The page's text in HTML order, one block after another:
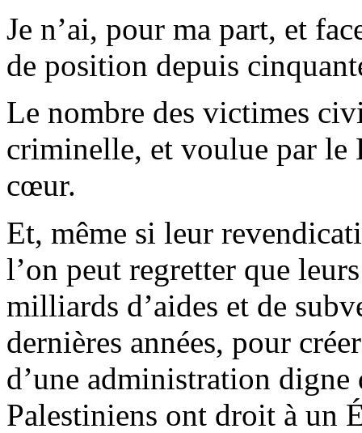
Je n’ai, pour ma part, et
de position depuis
Le nombre des victimes
criminelle, et voulue par le
cœur.
Et, même si leur
l’on peut regretter que
milliards d’aides et de
dernières années, pour
d’une administration digne
Palestiniens ont droit à un